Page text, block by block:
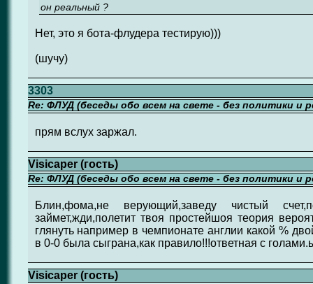
он реальный ?
Нет, это я бота-флудера тестирую)))
(шучу)
3303
Re: ФЛУД (беседы обо всем на свете - без политики и
прям вслух заржал.
Visicaper (гость)
Re: ФЛУД (беседы обо всем на свете - без политики и
Блин,фома,не верующий,заведу чистый
займет,жди,полетит твоя простейшоя теория
глянуть например в чемпионате англии какой %
в 0-0 была сыграна,как правило!!!ответная с
Visicaper (гость)